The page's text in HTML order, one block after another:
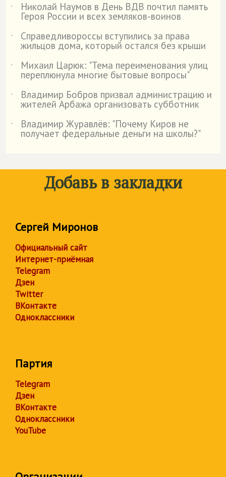
˙ Николай Наумов в День ВДВ почтил память
Героя России и всех земляков-воинов
˙
Справедливороссы вступились за права
жильцов дома, который остался без крыши
˙
Михаил Царюк: "Тема переименования улиц
переплюнула многие бытовые вопросы"
˙
Владимир Бобров призвал администрацию и
жителей Арбажа организовать субботник
˙
Владимир Журавлёв: "Почему Киров не
получает федеральные деньги на школы?"
Добавь в закладки
Сергей Миронов
Официальный сайт
Интернет-приёмная
Telegram
Дзен
Twitter
ВКонтакте
Одноклассники
Партия
Telegram
Дзен
ВКонтакте
Одноклассники
YouTube